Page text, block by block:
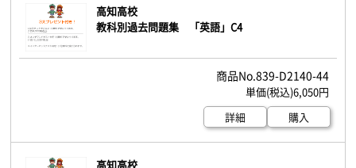
高知高校
教科別過去問題集 「英語」C4
839-D2140-44
6,050円
詳細
購入
高知高校